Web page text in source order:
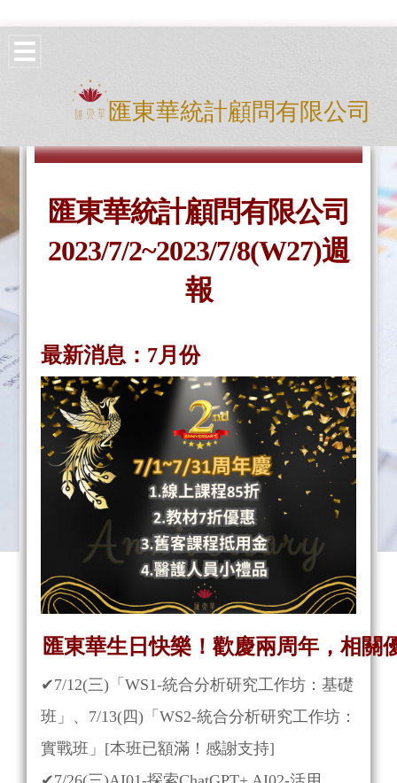
匯東華統計顧問有限公司
匯東華統計顧問有限公司
2023/7/2~2023/7/8(W27)週
報
最新消息：7月份
匯東華生日快樂！歡慶兩周年，相關
✔7/12(三)「WS1-統合分析研究工作坊：基礎
班」、7/13(四)「WS2-統合分析研究工作坊：
實戰班」[本班已額滿！感謝支持]